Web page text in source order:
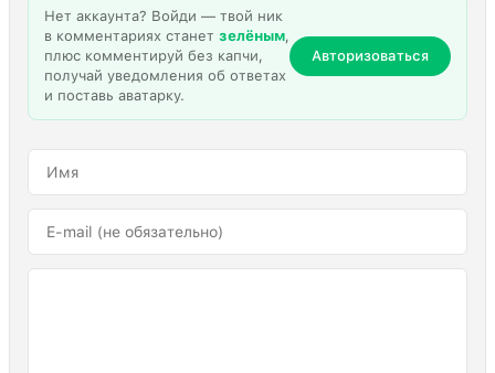
Нет аккаунта? Войди — твой ник
в комментариях станет зелёным,
плюс комментируй без капчи,
получай уведомления об ответах
и поставь аватарку.
Авторизоваться